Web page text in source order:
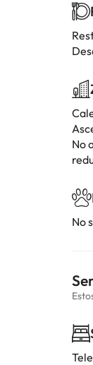
No
No